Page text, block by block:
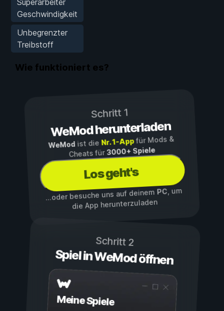
Geschwindigkeit
Unbegrenzter
Treibstoff
Wie funktioniert es?
Schritt 1
WeMod herunterladen
WeMod ist die Nr. 1-Appfür Mods &
Cheats für3000+ Spiele
Los geht's
...oder besuche uns auf deinemPC, um
die App herunterzuladen
Schritt 2
Spiel in WeMod öffnen
Meine Spiele